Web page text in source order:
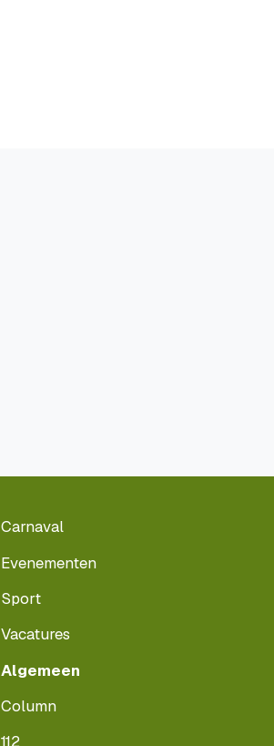
Carnaval
Evenementen
Sport
Vacatures
Algemeen
Column
112